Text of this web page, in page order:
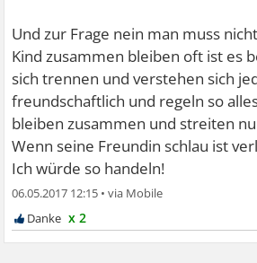
Und zur Frage nein man muss
Kind zusammen bleiben oft ist es
sich trennen und verstehen sich
freundschaftlich und regeln so
bleiben zusammen und streiten
Wenn seine Freundin schlau ist
Ich würde so handeln!
06.05.2017 12:15 •
x 2